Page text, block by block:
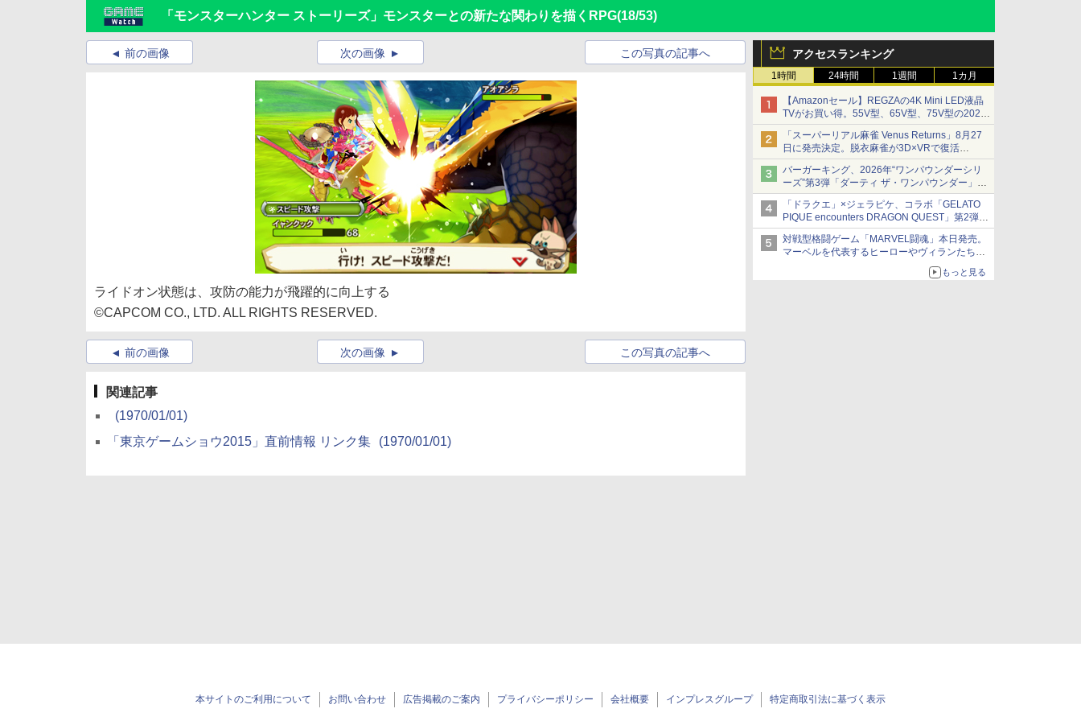
「モンスターハンター ストーリーズ」モンスターとの新たな関わりを描くRPG(18/53)
アクセスランキング
1時間 24時間 1週間 1カ月
【Amazonセール】REGZAの4K Mini LED液晶
TVがお買い得。55V型、65V型、75V型の2026
年モデルがラインナップ
「スーパーリアル麻雀 Venus Returns」8月27
日に発売決定。脱衣麻雀が3D×VRで復活
発売から2週間は20%オフになるセールが実施
バーガーキング、2026年“ワンパウンダーシリ
ーズ”第3弾「ダーティ ザ・ワンパウンダー」を
8月7日発売
「特製ガーリックマヨソース」を使用した超大
型チーズバーガー
「ドラクエ」×ジェラピケ、コラボ「GELATO
PIQUE encounters DRAGON QUEST」第2弾が
本日発売
アイスカップに入ったスライムやわたぼう、ベ
ビーサタンなどがオリジナルアートで登場
対戦型格闘ゲーム「MARVEL闘魂」本日発売。
マーベルを代表するヒーローやヴィランたちが
「GUILTY GEAR」などの格ゲーを手掛けるア
もっと見る
前の画像 この写真の記事へ
次の画像
ライドオン状態は、攻防の能力が飛躍的に向上する
©CAPCOM CO., LTD. ALL RIGHTS RESERVED.
前の画像 この写真の記事へ
次の画像
関連記事
(1970/01/01)
「東京ゲームショウ2015」直前情報 リンク集
(1970/01/01)
本サイトのご利用について お問い合わせ 広告掲載のご案内 プライバシーポリシー 会社概要 インプレスグループ 特定商取引法に基づく表示